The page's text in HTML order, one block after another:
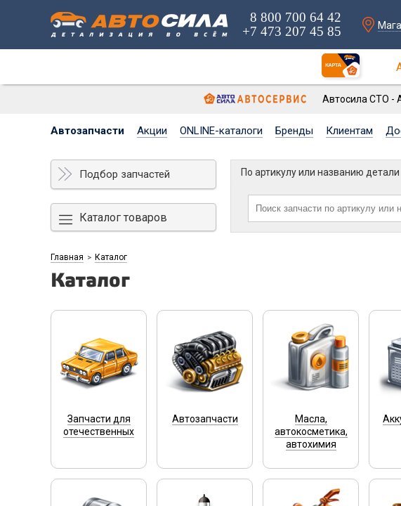
8 800 700 64 42
+7 473 207 45 85
Автосила СТО -
Автозапчасти Акции ONLINE-каталоги Бренды Клиентам
Подбор запчастей
Каталог товаров
По артикулу или названию детали
Главная > Каталог
Каталог
Запчасти для
отечественных
Автозапчасти
Масла,
автокосметика,
автохимия